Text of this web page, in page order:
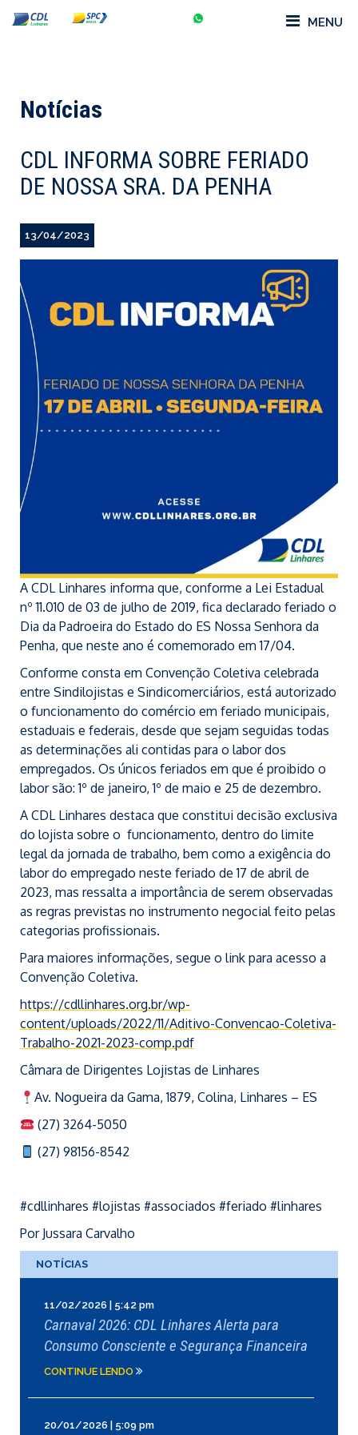
MENU
Notícias
CDL INFORMA SOBRE FERIADO
DE NOSSA SRA. DA PENHA
13/04/2023
A CDL Linhares informa que, conforme a Lei Estadual
nº 11.010 de 03 de julho de 2019, fica declarado feriado o
Dia da Padroeira do Estado do ES Nossa Senhora da
Penha, que neste ano é comemorado em 17/04.
Conforme consta em Convenção Coletiva celebrada
entre Sindilojistas e Sindicomerciários, está autorizado
o funcionamento do comércio em feriado municipais,
estaduais e federais, desde que sejam seguidas todas
as determinações ali contidas para o labor dos
empregados. Os únicos feriados em que é proibido o
labor são: 1º de janeiro, 1º de maio e 25 de dezembro.
A CDL Linhares destaca que constitui decisão exclusiva
do lojista sobre o funcionamento, dentro do limite
legal da jornada de trabalho, bem como a exigência do
labor do empregado neste feriado de 17 de abril de
2023, mas ressalta a importância de serem observadas
as regras previstas no instrumento negocial feito pelas
categorias profissionais.
Para maiores informações, segue o link para acesso a
Convenção Coletiva.
https://cdllinhares.org.br/wp-
content/uploads/2022/11/Aditivo-Convencao-Coletiva-
Trabalho-2021-2023-comp.pdf
Câmara de Dirigentes Lojistas de Linhares
Av. Nogueira da Gama, 1879, Colina, Linhares – ES
(27) 3264-5050
(27) 98156-8542
#cdllinhares #lojistas #associados #feriado #linhares
Por Jussara Carvalho
NOTÍCIAS
11/02/2026 | 5:42 pm
Carnaval 2026: CDL Linhares Alerta para
Consumo Consciente e Segurança Financeira
CONTINUE LENDO
20/01/2026 | 5:09 pm